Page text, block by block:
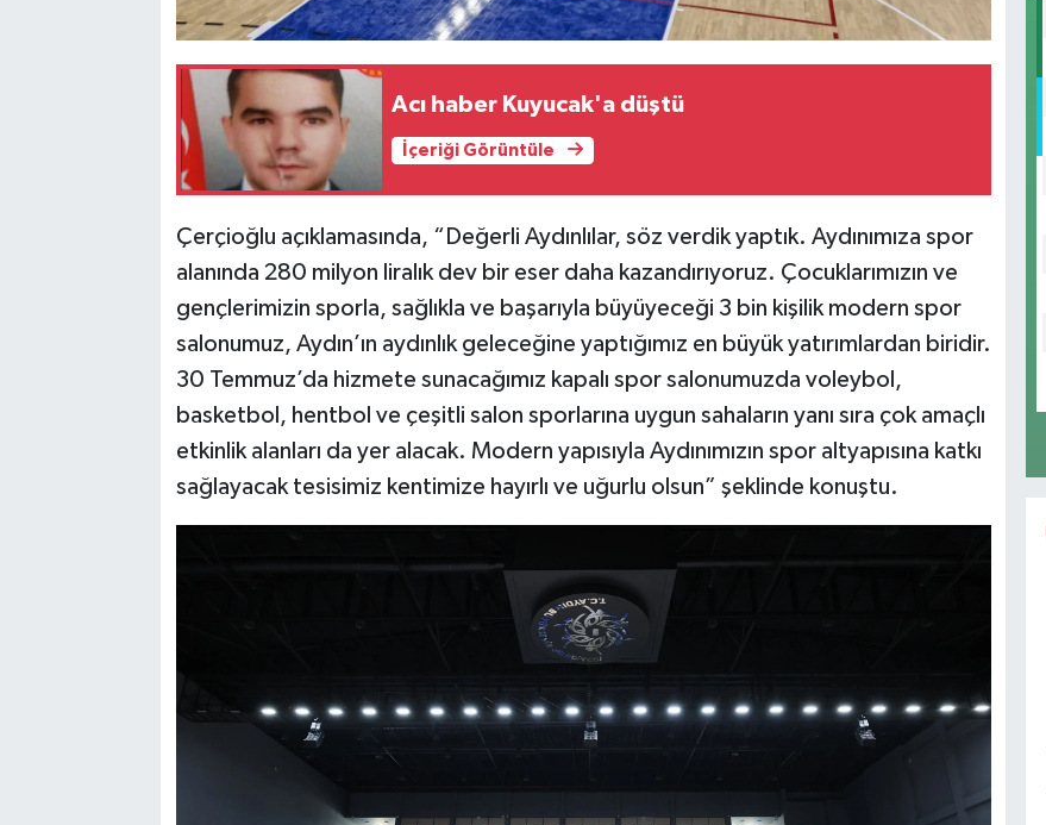
Acı haber Kuyucak'a düştü
İçeriği Görüntüle
Çerçioğlu açıklamasında, “Değerli Aydınlılar, söz verdik yaptık. Aydınımıza spor
alanında 280 milyon liralık dev bir eser daha kazandırıyoruz. Çocuklarımızın ve
gençlerimizin sporla, sağlıkla ve başarıyla büyüyeceği 3 bin kişilik modern spor
salonumuz, Aydın’ın aydınlık geleceğine yaptığımız en büyük yatırımlardan biridir.
30 Temmuz’da hizmete sunacağımız kapalı spor salonumuzda voleybol,
basketbol, hentbol ve çeşitli salon sporlarına uygun sahaların yanı sıra çok amaçlı
etkinlik alanları da yer alacak. Modern yapısıyla Aydınımızın spor altyapısına katkı
sağlayacak tesisimiz kentimize hayırlı ve uğurlu olsun” şeklinde konuştu.